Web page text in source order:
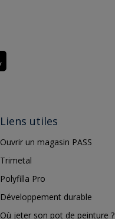
Liens utiles
Ouvrir un magasin PASS
Trimetal
Polyfilla Pro
Développement durable
Où jeter son pot de peinture ?